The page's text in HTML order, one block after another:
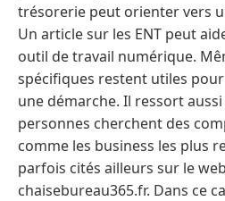
trésorerie peut orienter vers
Un article sur les ENT peut
outil de travail numérique.
spécifiques restent utiles
une démarche. Il ressort
personnes cherchent des
comme les business les plus
parfois cités ailleurs sur le
chaisebureau365.fr. Dans ce